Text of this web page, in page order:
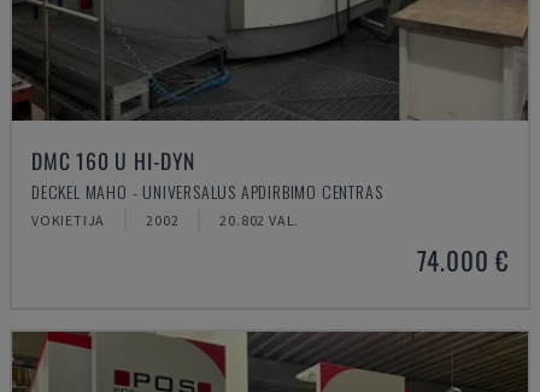
DMC 160 U HI-DYN
DECKEL MAHO - UNIVERSALUS APDIRBIMO CENTRAS
VOKIETIJA 2002 20.802 VAL.
74.000 €